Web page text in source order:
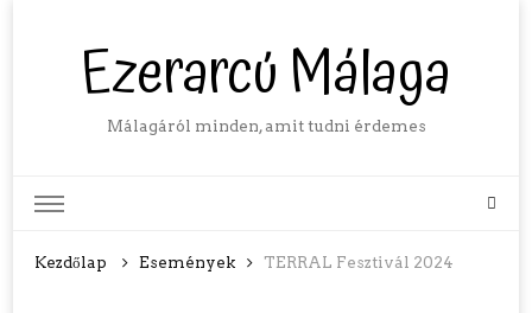
Ezerarcú Málaga
Málagáról minden, amit tudni érdemes
Kezdőlap Események TERRAL Fesztivál 2024